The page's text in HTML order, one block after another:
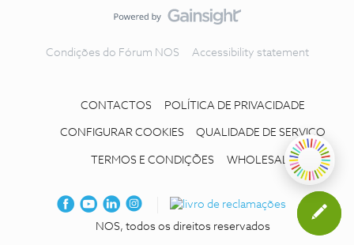
Condições do Fórum NOS Accessibility statement
CONTACTOS POLÍTICA DE PRIVACIDADE
CONFIGURAR COOKIES QUALIDADE DE SERVIÇO
TERMOS E CONDIÇÕES WHOLESALE
NOS, todos os direitos reservados